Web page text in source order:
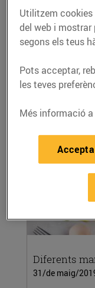
Recepta de
31/de maig/
Fàcil,
proposem
albergínia. ...
LLEGIR MÉS
Diferents
31/de maig/
Utilitzem cookies
del web i
segons els teus
Pots acceptar,
les teves
Més informació a